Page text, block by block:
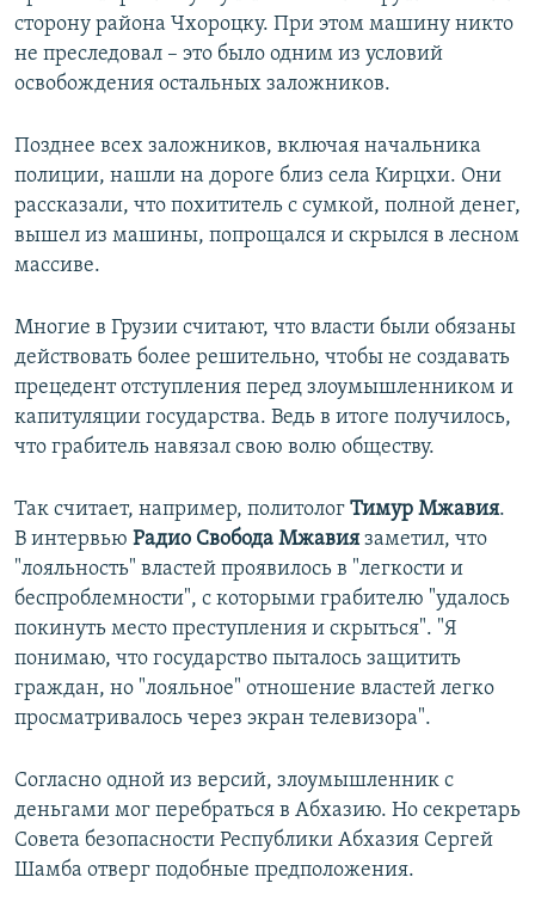
сторону района Чхороцку. При этом машину никто
не преследовал – это было одним из условий
освобождения остальных заложников.
Позднее всех заложников, включая начальника
полиции, нашли на дороге близ села Кирцхи. Они
рассказали, что похититель с сумкой, полной денег,
вышел из машины, попрощался и скрылся в лесном
массиве.
Многие в Грузии считают, что власти были обязаны
действовать более решительно, чтобы не создавать
прецедент отступления перед злоумышленником и
капитуляции государства. Ведь в итоге получилось,
что грабитель навязал свою волю обществу.
Так считает, например, политолог Тимур Мжавия.
В интервью Радио Свобода Мжавия заметил, что
"лояльность" властей проявилось в "легкости и
беспроблемности", с которыми грабителю "удалось
покинуть место преступления и скрыться". "Я
понимаю, что государство пыталось защитить
граждан, но "лояльное" отношение властей легко
просматривалось через экран телевизора".
Согласно одной из версий, злоумышленник с
деньгами мог перебраться в Абхазию. Но секретарь
Совета безопасности Республики Абхазия Сергей
Шамба отверг подобные предположения.